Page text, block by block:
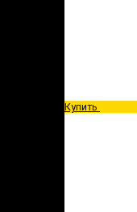
Купить